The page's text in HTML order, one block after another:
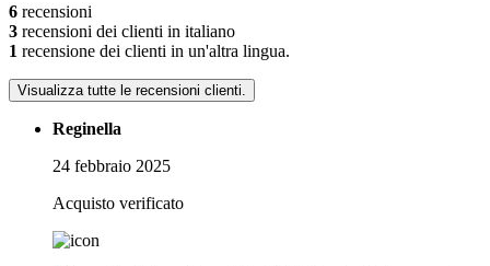
6 recensioni
3 recensioni dei clienti in italiano
1 recensione dei clienti in un'altra lingua.
Visualizza tutte le recensioni clienti.
Reginella
24 febbraio 2025
Acquisto verificato